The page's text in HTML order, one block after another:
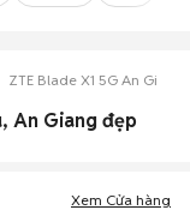
ZTE Blade X1 5G An Giang
An Giang đẹp
Xem Cửa hàng